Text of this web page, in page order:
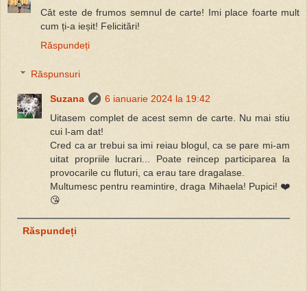
Cât este de frumos semnul de carte! Imi place foarte mult
cum ți-a ieșit! Felicitări!
Răspundeți
Răspunsuri
Suzana
6 ianuarie 2024 la 19:42
Uitasem complet de acest semn de carte. Nu mai stiu
cui l-am dat!
Cred ca ar trebui sa imi reiau blogul, ca se pare mi-am
uitat propriile lucrari... Poate reincep participarea la
provocarile cu fluturi, ca erau tare dragalase.
Multumesc pentru reamintire, draga Mihaela! Pupici! ❤️
😘
Răspundeți